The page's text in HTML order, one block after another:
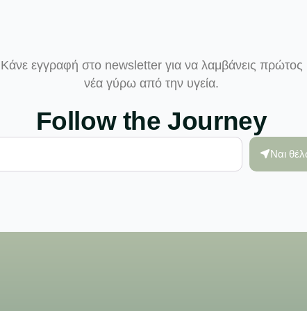
Κάνε εγγραφή στο newsletter για να λαμβάνεις πρώτος
νέα γύρω από την υγεία.
Follow the Journey
Ναι